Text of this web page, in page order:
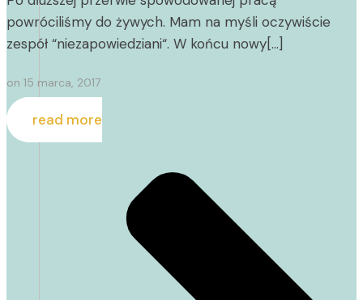
powróciliśmy do żywych. Mam na myśli oczywiście
zespół “niezapowiedziani“. W końcu nowy[…]
on 15 marca, 2017
read more